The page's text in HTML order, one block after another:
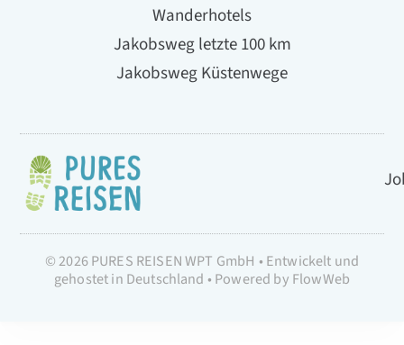
Wanderhotels
Jakobsweg letzte 100 km
Jakobsweg Küstenwege
© 2026 PURES REISEN WPT GmbH • Entwickelt und
gehostet in Deutschland • Powered by FlowWeb